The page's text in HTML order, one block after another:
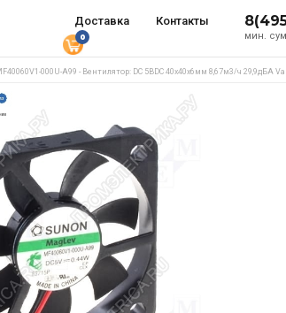
Доставка Контакты
мин.
0
000U-A99 - Вентилятор: DC 5ВDC 40x40x6мм 8,67м3/ч 29,9дБА